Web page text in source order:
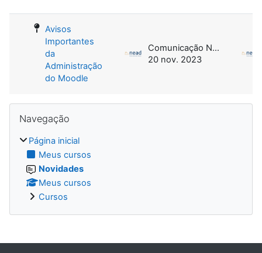
Avisos
Importantes
da
Administração
do Moodle
Comunicação NEAD
20 nov. 2023
Blocos
Navegação
Página inicial
Meus cursos
Novidades
Meus cursos
Cursos
Blocos